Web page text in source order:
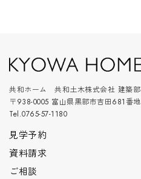
共和ホーム 共和土木株式会社 建築部
〒938-0005 富山県黒部市吉田681番地
Tel.0765-57-1180
見学予約
資料請求
ご相談